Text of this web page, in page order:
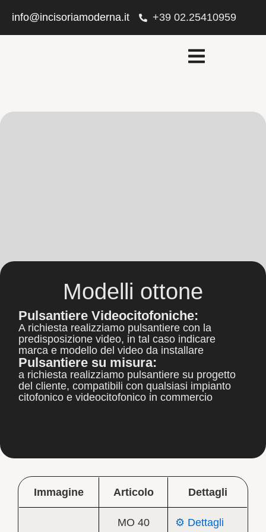
info@incisoriamoderna.it +39 02.25410959
Modelli ottone
Pulsantiere Videocitofoniche:
A richiesta realizziamo pulsantiere con la
predisposizione video, in tal caso indicare
marca e modello del video da installare
Pulsantiere su misura:
a richiesta realizziamo pulsantiere su progetto
del cliente, compatibili con qualsiasi impianto
citofonico e videocitofonico in commercio
Immagine Articolo Dettagli
MO 40